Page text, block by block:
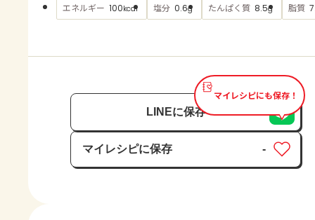
AJINOMOTO PARK とは
エネルギー 100kcal 塩分 0.6g たんぱく質 8.5g 脂質
マイレシピにも保存！
LINEに保存
マイレシピに保存
保存済み
-